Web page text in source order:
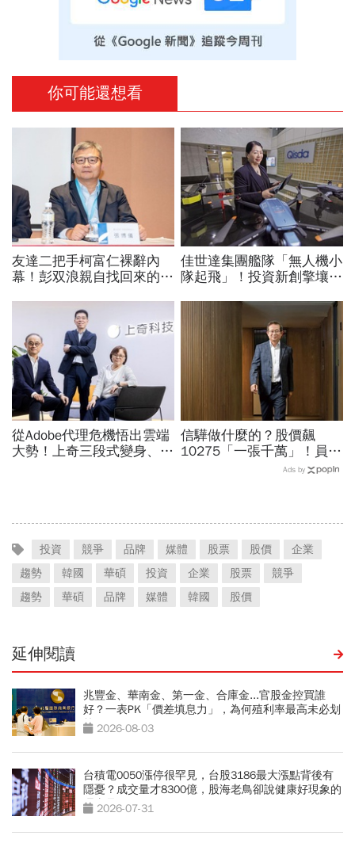
你可能還想看
友達二把手柯富仁裸辭內
幕！彭双浪親自找回來的接
「落後群創」成最後稻草？
佳世達集團艦隊「無人機小
隊起飛」！投資新創擎壤、
兵：鎖定美日頂級客戶切入
從Adobe代理危機悟出雲端
大勢！上奇三段式變身、季
信驊做什麼的？股價飆
10275「一張千萬」！員工
年薪平均540萬…中年失業
Ads by
投資 競爭 品牌 媒體 股票 股價
企業
趨勢
韓國 華碩 投資 企業 股票
競爭
趨勢
華碩 品牌 媒體 韓國 股價
延伸閱讀
兆豐金、華南金、第一金、合庫金...官股金控買誰
好？一表PK「價差填息力」，為何殖利率最高未必划
算 2026-08-03
台積電0050漲停很罕見，台股3186最大漲點背後有
隱憂？成交量才8300億，股海老鳥卻說健康好現象的
理由是？
2026-07-31